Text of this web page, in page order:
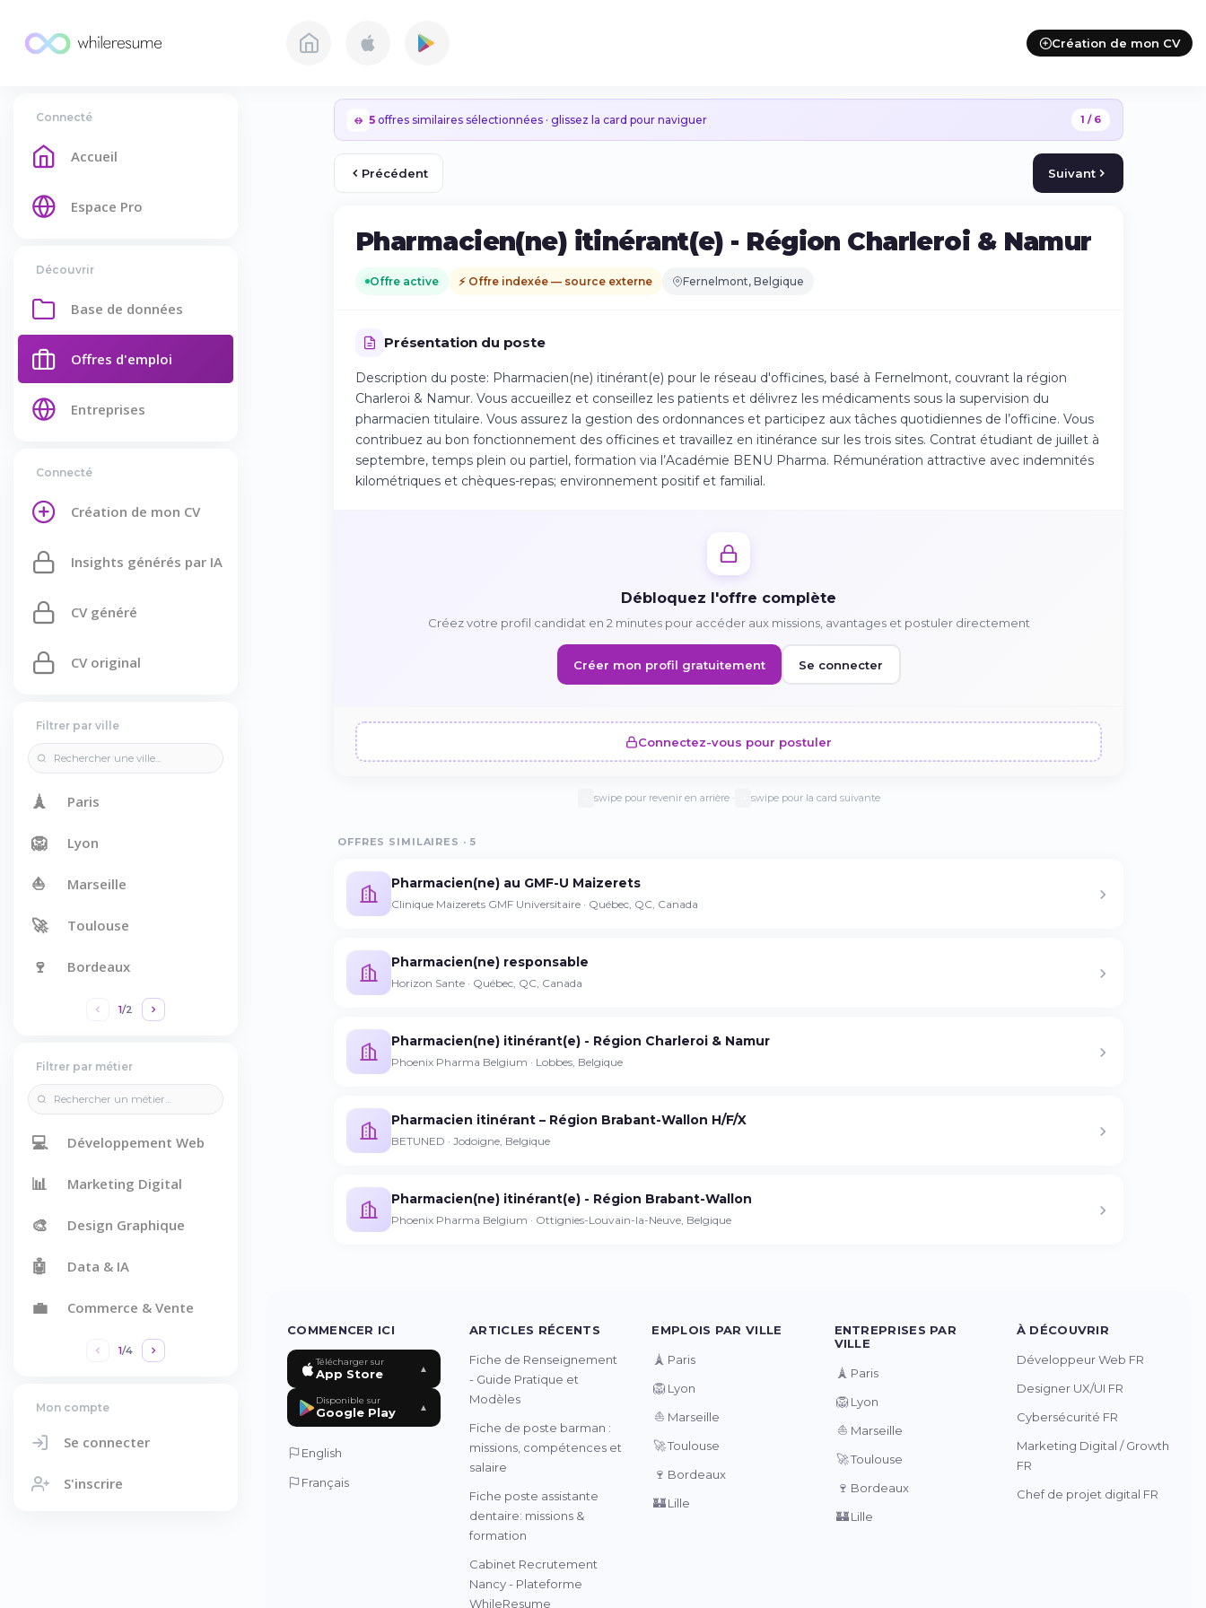
Création de mon CV
Connecté
Accueil
Espace Pro
Découvrir
Base de données
Offres d'emploi
Entreprises
Connecté
Création de mon CV
Insights générés par IA
CV généré
CV original
Filtrer par ville
🗼 Paris
🦁 Lyon
⛵ Marseille
🚀 Toulouse
🍷 Bordeaux
1/2
Filtrer par métier
💻 Développement Web
📊 Marketing Digital
🎨 Design Graphique
🤖 Data & IA
💼 Commerce & Vente
1/4
Mon compte
Se connecter
S'inscrire
5 offres similaires sélectionnées · glissez la card pour naviguer 1 / 6
Précédent Suivant
Pharmacien(ne) itinérant(e) - Région Charleroi & Namur
Offre active ⚡ Offre indexée — source externe Fernelmont, Belgique
Présentation du poste
Description du poste: Pharmacien(ne) itinérant(e) pour le réseau d'officines, basé à Fernelmont, couvrant la région
Charleroi & Namur. Vous accueillez et conseillez les patients et délivrez les médicaments sous la supervision du
pharmacien titulaire. Vous assurez la gestion des ordonnances et participez aux tâches quotidiennes de l’officine. Vous
contribuez au bon fonctionnement des officines et travaillez en itinérance sur les trois sites. Contrat étudiant de juillet à
septembre, temps plein ou partiel, formation via l’Académie BENU Pharma. Rémunération attractive avec indemnités
kilométriques et chèques-repas; environnement positif et familial.
Débloquez l'offre complète
Créez votre profil candidat en 2 minutes pour accéder aux missions, avantages et postuler directement
Créer mon profil gratuitement Se connecter
Connectez-vous pour postuler
swipe pour revenir en arrière · swipe pour la card suivante
OFFRES SIMILAIRES · 5
Pharmacien(ne) au GMF-U Maizerets
Clinique Maizerets GMF Universitaire · Québec, QC, Canada
Pharmacien(ne) responsable
Horizon Sante · Québec, QC, Canada
Pharmacien(ne) itinérant(e) - Région Charleroi & Namur
Phoenix Pharma Belgium · Lobbes, Belgique
Pharmacien itinérant – Région Brabant-Wallon H/F/X
BETUNED · Jodoigne, Belgique
Pharmacien(ne) itinérant(e) - Région Brabant-Wallon
Phoenix Pharma Belgium · Ottignies-Louvain-la-Neuve, Belgique
Téléchargez l'app sur l'App Store
Continuer sur Android
Se connecter sur le web
navigateur
COMMENCER ICI
Télécharger sur
App Store ▲
Disponible sur
Google Play ▲
English
Français
ARTICLES RÉCENTS
Fiche de Renseignement
- Guide Pratique et
Modèles
Fiche de poste barman :
missions, compétences et
salaire
Fiche poste assistante
dentaire: missions &
formation
Cabinet Recrutement
Nancy - Plateforme
WhileResume
EMPLOIS PAR VILLE
🗼 Paris
🦁 Lyon
⛵ Marseille
🚀Toulouse
🍷 Bordeaux
🏰Lille
ENTREPRISES PAR
VILLE
🗼 Paris
🦁 Lyon
⛵ Marseille
🚀Toulouse
🍷 Bordeaux
🏰 Lille
À DÉCOUVRIR
Développeur Web FR
Designer UX/UI FR
Cybersécurité FR
Marketing Digital / Growth
FR
Chef de projet digital FR